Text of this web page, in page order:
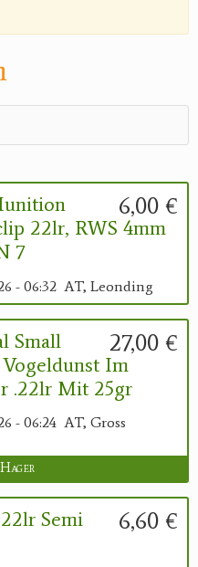
6,00 €
22lr, RWS 4mm
7
- 06:32 AT, Leonding
27,00 €
Small
Im
.22lr Mit 25gr
- 06:24 AT, Gross
6,60 €
Semi